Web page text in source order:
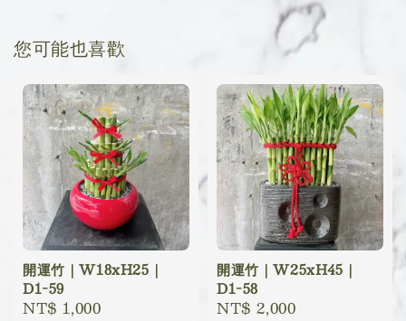
您可能也喜歡
開運竹｜W18xH25｜
D1-59
Regular
NT$ 1,000
開運竹｜W25xH45｜
D1-58
Regular
NT$ 2,000